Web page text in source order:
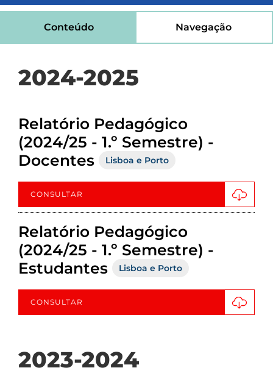
Conteúdo Navegação
2024-2025
Relatório Pedagógico
(2024/25 - 1.º Semestre) -
Docentes
Lisboa e Porto
CONSULTAR
Relatório Pedagógico
(2024/25 - 1.º Semestre) -
Estudantes
Lisboa e Porto
CONSULTAR
2023-2024